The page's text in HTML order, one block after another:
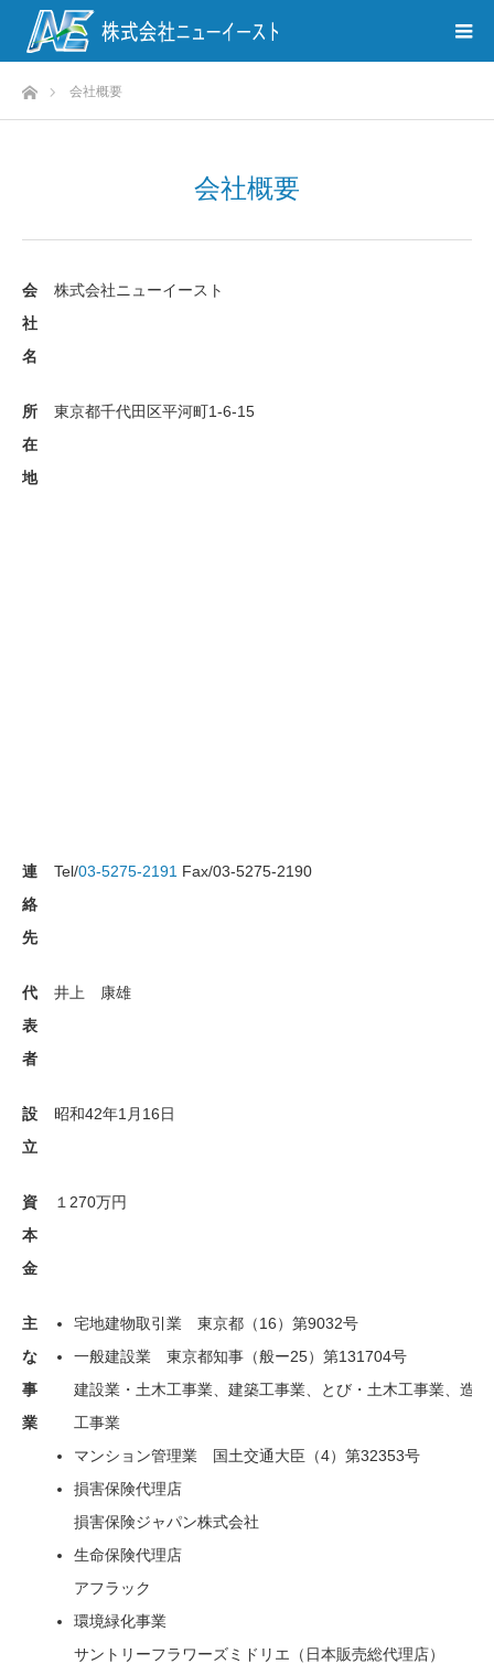
ホーム会社概要
会社概要
会
社
名
株式会社ニューイースト
所
在
地
東京都千代田区平河町1-6-15
連
絡
先
Tel/03-5275-2191 Fax/03-5275-2190
代
表
者
井上 康雄
設
立
昭和42年1月16日
資
本
金
１270万円
主
な
事
業
宅地建物取引業 東京都（16）第9032号
一般建設業 東京都知事（般ー25）第131704号
建設業・土木工事業、建築工事業、とび・土木工事業、造園
工事業
マンション管理業 国土交通大臣（4）第32353号
損害保険代理店
損害保険ジャパン株式会社
生命保険代理店
アフラック
環境緑化事業
サントリーフラワーズミドリエ（日本販売総代理店）